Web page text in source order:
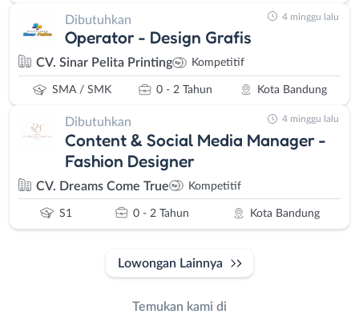
Dibutuhkan
Operator - Design Grafis
CV. Sinar Pelita Printing Kompetitif
SMA / SMK 0 - 2 Tahun Kota Bandung
4 minggu lalu
Dibutuhkan
Content & Social Media Manager -
Fashion Designer
CV. Dreams Come True Kompetitif
S1 0 - 2 Tahun Kota Bandung
4 minggu lalu
Lowongan Lainnya
Temukan kami di